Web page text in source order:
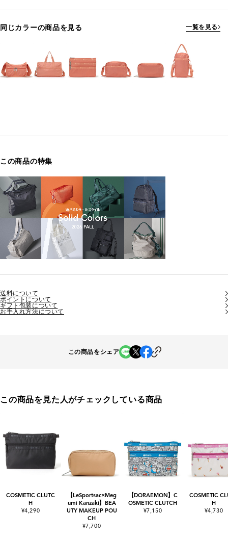
同じカラーの商品を見る 一覧を見る
この商品の特集
送料について
ポイントについて
ギフト包装について
お手入れ方法について
この商品をシェア
この商品を見た人がチェックしている商品
COSMETIC CLUTC
H
¥4,290
【LeSportsac×Meg
umi Kanzaki】BEA
UTY MAKEUP POU
CH
¥7,700
【DORAEMON】C
OSMETIC CLUTCH
¥7,150
COSMETIC
H
¥4,730